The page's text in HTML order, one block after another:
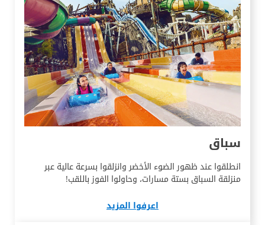
سباق
انطلقوا عند ظهور الضوء الأخضر وانزلقوا بسرعة عالية عبر
منزلقة السباق بستة مسارات، وحاولوا الفوز باللقب!
اعرفوا المزيد